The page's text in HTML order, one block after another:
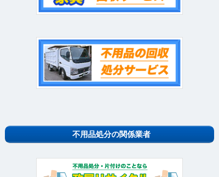
不用品処分の関係業者